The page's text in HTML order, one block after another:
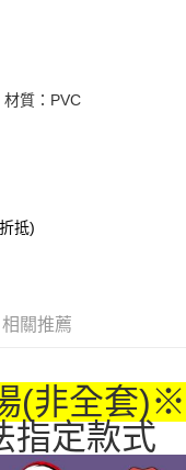
質：PVC
抵)
相關推薦
(非全套)※
指定款式